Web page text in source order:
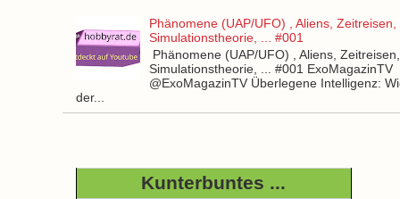
Phänomene (UAP/UFO) , Aliens, Zeitreisen,
Simulationstheorie, ... #001
Phänomene (UAP/UFO) , Aliens, Zeitreisen,
Simulationstheorie, ... #001 ExoMagazinTV
@ExoMagazinTV Überlegene Intelligenz:
der...
Kunterbuntes ...